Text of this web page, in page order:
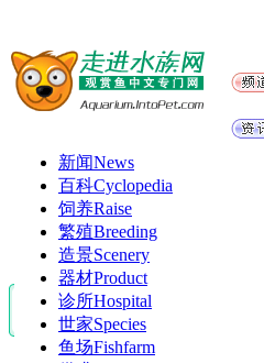
新闻News
百科Cyclopedia
饲养Raise
繁殖Breeding
造景Scenery
器材Product
诊所Hospital
世家Species
鱼场Fishfarm